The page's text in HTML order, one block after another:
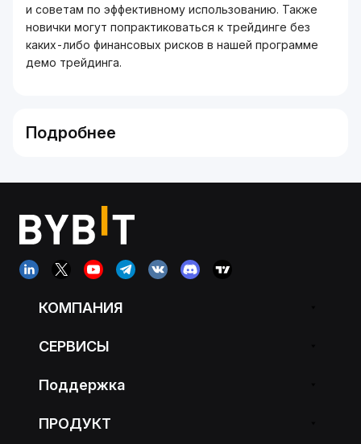
и советам по эффективному использованию. Также
новички могут попрактиковаться к трейдинге без
каких-либо финансовых рисков в нашей программе
демо трейдинга.
Подробнее
КОМПАНИЯ
СЕРВИСЫ
Поддержка
ПРОДУКТ